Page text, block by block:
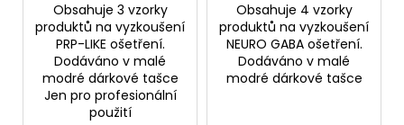
Obsahuje 3 vzorky
produktů na vyzkoušení
PRP-LIKE ošetření.
Dodáváno v malé
modré dárkové tašce
Jen pro profesionální
použití
Obsahuje 4 vzorky
produktů na vyzkoušení
NEURO GABA ošetření.
Dodáváno v malé
modré dárkové tašce